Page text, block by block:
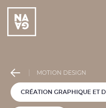
MOTION DESIGN
CRÉATION GRAPHIQUE ET